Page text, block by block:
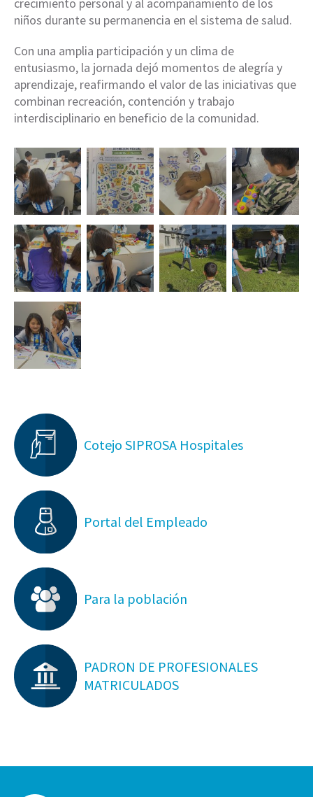
crecimiento personal y al acompañamiento de los
niños durante su permanencia en el sistema de salud.
Con una amplia participación y un clima de
entusiasmo, la jornada dejó momentos de alegría y
aprendizaje, reafirmando el valor de las iniciativas que
combinan recreación, contención y trabajo
interdisciplinario en beneficio de la comunidad.
Cotejo SIPROSA Hospitales
Portal del Empleado
Para la población
PADRON DE PROFESIONALES
MATRICULADOS